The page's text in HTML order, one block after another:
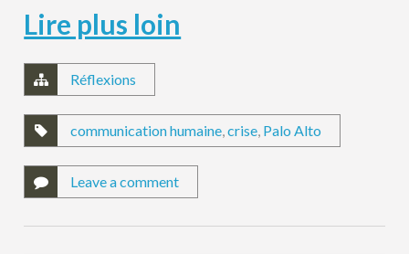
Lire plus loin
Réflexions
communication humaine,crise, Palo Alto
Leave a comment